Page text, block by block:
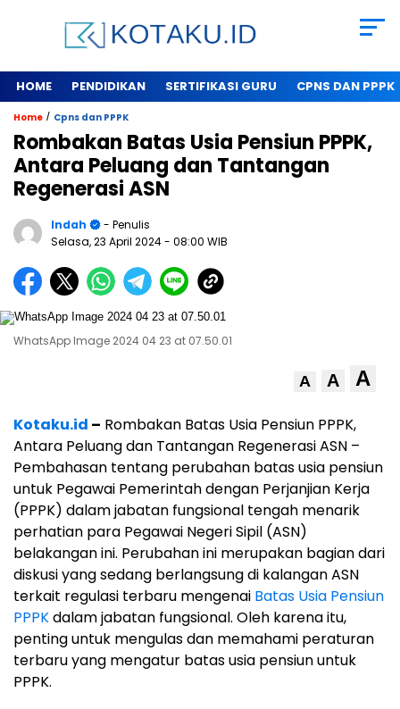
HOME PENDIDIKAN SERTIFIKASI GURU CPNS DAN PPPK
Home / Cpns dan PPPK
Rombakan Batas Usia Pensiun PPPK,
Antara Peluang dan Tantangan
Regenerasi ASN
Indah
- Penulis
Selasa, 23 April 2024- 08:00 WIB
WhatsApp Image 2024 04 23 at 07.50.01
A A A
Kotaku.id – Rombakan Batas Usia Pensiun PPPK,
Antara Peluang dan Tantangan Regenerasi ASN –
Pembahasan tentang perubahan batas usia pensiun
untuk Pegawai Pemerintah dengan Perjanjian Kerja
(PPPK) dalam jabatan fungsional tengah menarik
perhatian para Pegawai Negeri Sipil (ASN)
belakangan ini. Perubahan ini merupakan bagian dari
diskusi yang sedang berlangsung di kalangan ASN
terkait regulasi terbaru mengenai Batas Usia Pensiun
PPPKdalam jabatan fungsional. Oleh karena itu,
penting untuk mengulas dan memahami peraturan
terbaru yang mengatur batas usia pensiun untuk
PPPK.